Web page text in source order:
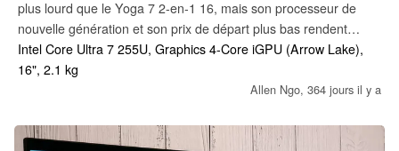
plus lourd que le Yoga 7 2-en-1 16, mais son processeur de
nouvelle génération et son prix de départ plus bas rendent
l'IdeaPad plus accessible à la plupart des utilisateurs
multimédias.
Intel Core Ultra 7 255U, Graphics 4-Core iGPU (Arrow Lake),
16", 2.1 kg
Allen Ngo, 364 jours il y a